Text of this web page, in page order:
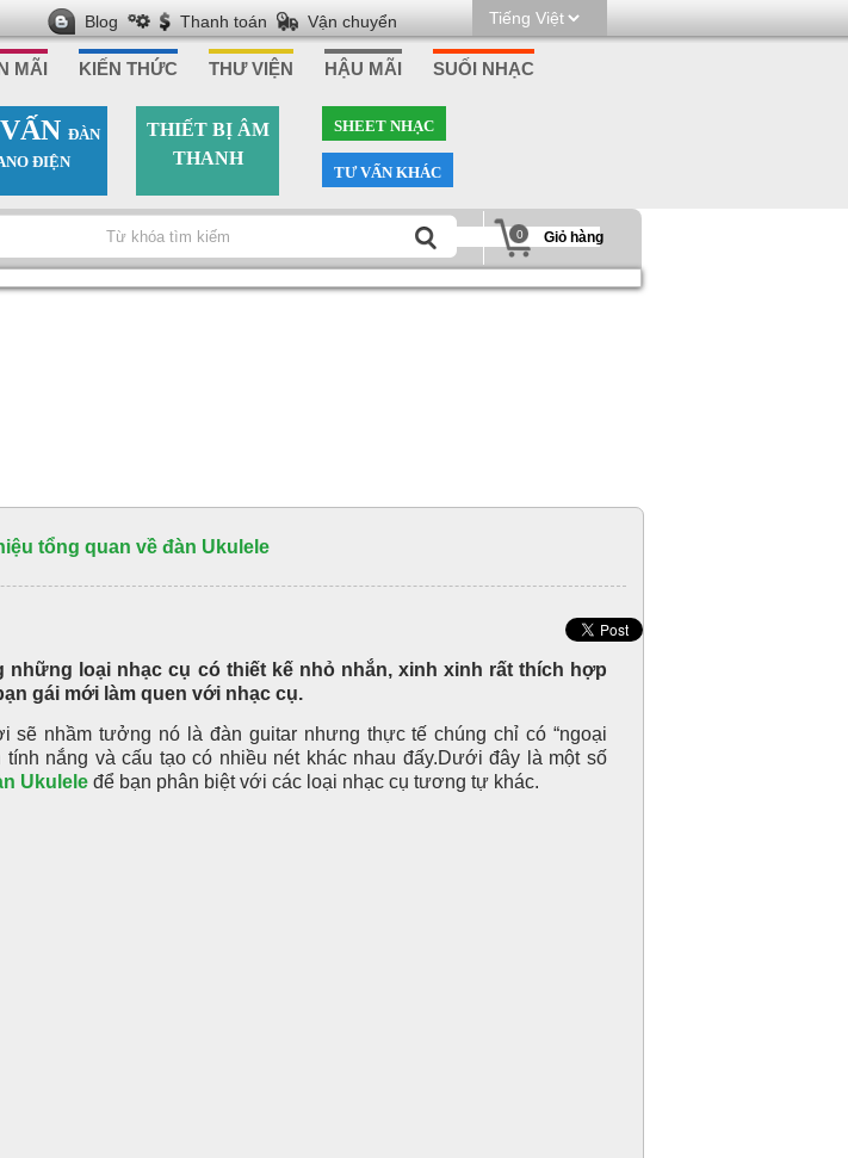
Blog Thanh toán Vận chuyển
MÃI KIẾN THỨC THƯ VIỆN HẬU MÃI SUỐI NHẠC
ÐÀN
ÐIỆN
THIẾT BỊ ÂM
THANH
SHEET NHẠC
TƯ VẤN KHÁC
0 Giỏ hàng
tổng quan về đàn Ukulele
những loại nhạc cụ có thiết kế nhỏ nhắn, xinh xinh rất thích hợp
gái mới làm quen với nhạc cụ.
sẽ nhầm tưởng nó là đàn guitar nhưng thực tế chúng chỉ có “ngoại
tính nắng và cấu tạo có nhiều nét khác nhau đấy.Dưới đây là một số
Ukulele để bạn phân biệt với các loại nhạc cụ tương tự khác.